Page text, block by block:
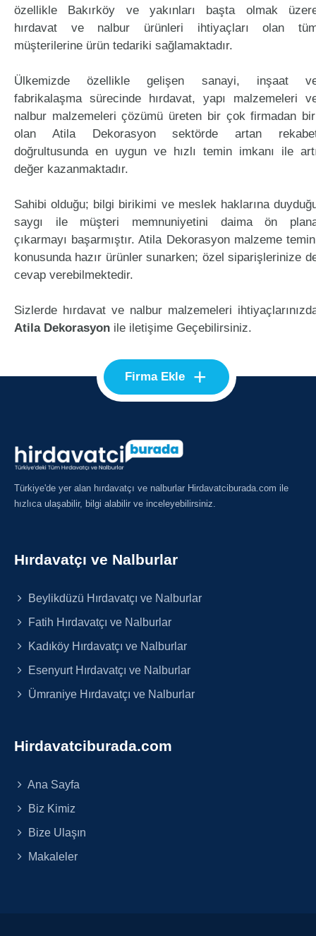
özellikle Bakırköy ve yakınları başta olmak
hırdavat ve nalbur ürünleri ihtiyaçları olan
müşterilerine ürün tedariki sağlamaktadır.
Ülkemizde özellikle gelişen sanayi, inşaat
fabrikalaşma sürecinde hırdavat, yapı malzemeleri
nalbur malzemeleri çözümü üreten bir çok firmadan
olan Atila Dekorasyon sektörde artan
doğrultusunda en uygun ve hızlı temin imkanı ile
değer kazanmaktadır.
Sahibi olduğu; bilgi birikimi ve meslek haklarına
saygı ile müşteri memnuniyetini daima ön
çıkarmayı başarmıştır. Atila Dekorasyon malzeme
konusunda hazır ürünler sunarken; özel siparişlerinize
cevap verebilmektedir.
Sizlerde hırdavat ve nalbur malzemeleri
Atila Dekorasyon ile iletişime Geçebilirsiniz.
Firma Ekle +
Türkiye'de yer alan hırdavatçı ve nalburlar Hirdavatciburada.com ile
hızlıca ulaşabilir, bilgi alabilir ve inceleyebilirsiniz.
Hırdavatçı ve Nalburlar
Beylikdüzü Hırdavatçı ve Nalburlar
Fatih Hırdavatçı ve Nalburlar
Kadıköy Hırdavatçı ve Nalburlar
Esenyurt Hırdavatçı ve Nalburlar
Ümraniye Hırdavatçı ve Nalburlar
Hirdavatciburada.com
Ana Sayfa
Biz Kimiz
Bize Ulaşın
Makaleler